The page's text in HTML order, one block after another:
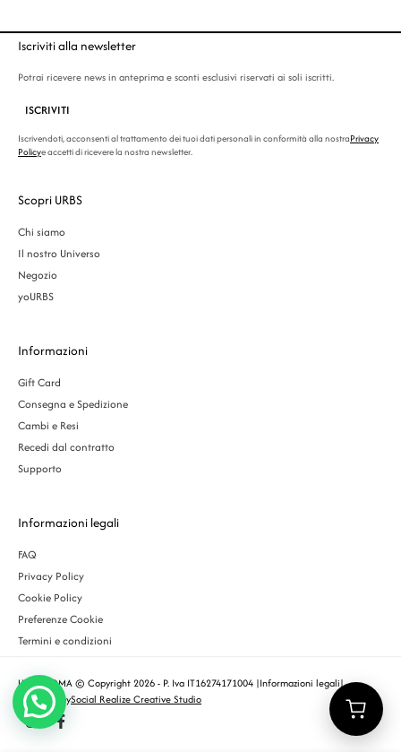
Iscriviti alla newsletter
Potrai ricevere news in anteprima e sconti esclusivi riservati ai soli iscritti.
ISCRIVITI
Iscrivendoti, acconsenti al trattamento dei tuoi dati personali in conformità alla nostraPrivacy
Policye accetti di ricevere la nostra newsletter.
Scopri URBS
Chi siamo
Il nostro Universo
Negozio
yoURBS
Informazioni
Gift Card
Consegna e Spedizione
Cambi e Resi
Recedi dal contratto
Supporto
Informazioni legali
FAQ
Privacy Policy
Cookie Policy
Preferenze Cookie
Termini e condizioni
URBS ROMA © Copyright 2026 - P. Iva IT16274171004 |Informazioni legali|
Designed bySocial Realize Creative Studio